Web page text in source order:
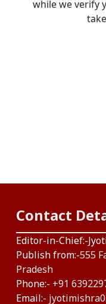
Contact
Editor-in-Chief:-
Publish from:-555
Pradesh
Phone:- +91
Email:-